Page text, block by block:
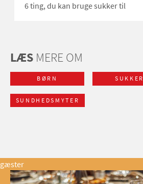
6 ting, du kan bruge sukker til
LÆS MERE OM
BØRN SUKKER
SUNDHEDSMYTER
gæster